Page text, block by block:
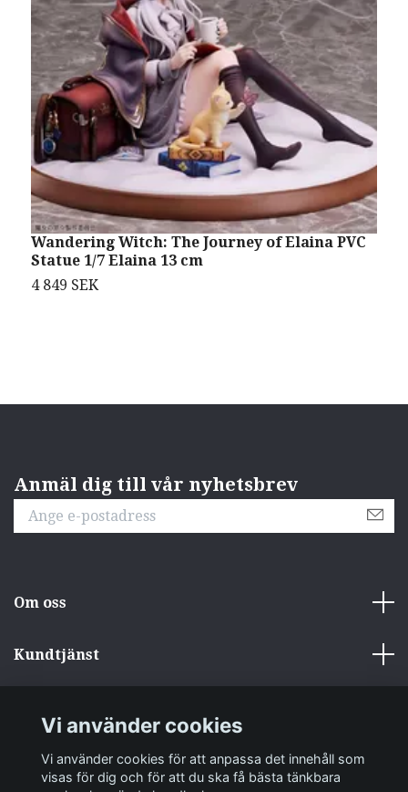
Wandering Witch: The Journey of Elaina PVC
Statue 1/7 Elaina 13 cm
4 849 SEK
Anmäl dig till vår nyhetsbrev
Om oss
Kundtjänst
Sociala medier
Vi använder cookies
Vi använder cookies för att anpassa det innehåll som
visas för dig och för att du ska få bästa tänkbara